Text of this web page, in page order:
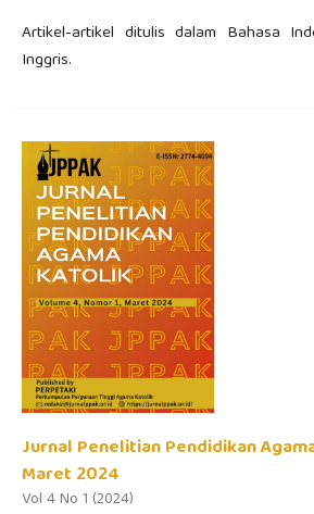
Artikel-artikel ditulis dalam Bahasa
Inggris.
Jurnal Penelitian Pendidikan
Maret 2024
Vol 4 No 1 (2024)